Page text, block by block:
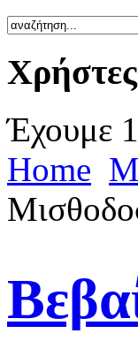
Χρήστες
Έχουμε
Home